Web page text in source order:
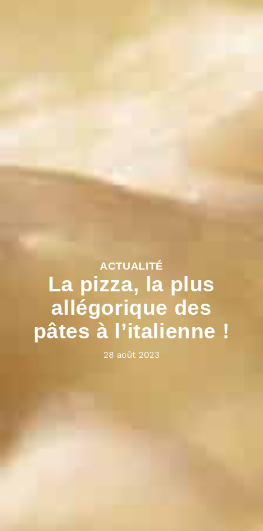
ACTUALITÉ
La pizza, la plus
allégorique des
pâtes à l’italienne !
28 août 2023